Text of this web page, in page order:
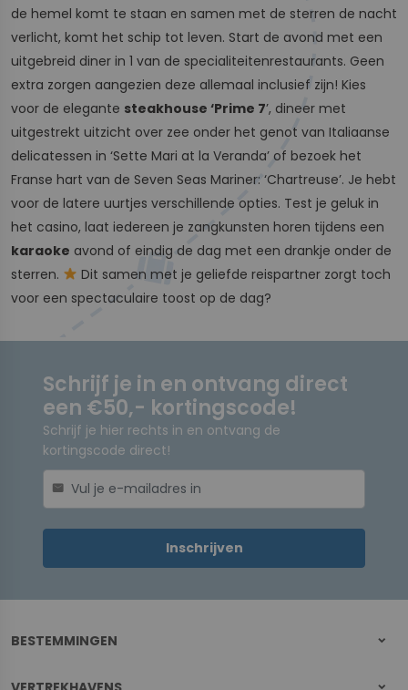
de hemel komt te staan en samen met de sterren de nacht
verlicht, komt het schip tot leven. Start de avond met een
uitgebreid diner in 1 van de specialiteitenrestaurants. Geen
extra zorgen aangezien deze allemaal inclusief zijn! Kies
voor de elegante steakhouse ‘Prime 7’, dineer met
uitgestrekt uitzicht over zee onder het genot van Italiaanse
delicatessen in ‘Sette Mari at la Veranda’ of bezoek het
Franse hart van de Seven Seas Mariner: ‘Chartreuse’. Je hebt
voor de latere uurtjes verschillende opties. Test je geluk in
het casino, laat iedereen je zangkunsten horen tijdens een
karaoke avond of eindig de dag met een drankje onder de
sterren.
Dit samen met je geliefde reispartner zorgt toch
voor een spectaculaire toost op de dag?
Schrijf je in en ontvang direct
een €50,- kortingscode!
Schrijf je hier rechts in en ontvang de
kortingscode direct!
mail
Inschrijven
BESTEMMINGEN